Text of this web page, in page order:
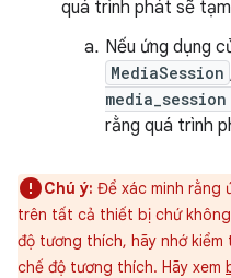
quá trình phát sẽ
Nếu ứng dụng
MediaSession
rằng quá trình
Chú ý: Để xác minh rằng
trên tất cả thiết bị chứ
độ tương thích, hãy nhớ
chế độ tương thích. Hãy xem